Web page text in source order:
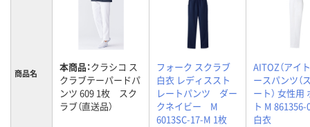
商品名 本商品：クラシコ ス
クラブテーパードパ
ンツ 609 1枚 スク
ラブ（直送品）
フォーク スクラブ
白衣 レディススト
レートパンツ ダー
クネイビー M
6013SC-17-M 1枚
AITOZ（アイ
ースパンツ（
ート） 女性用
ト M
白衣